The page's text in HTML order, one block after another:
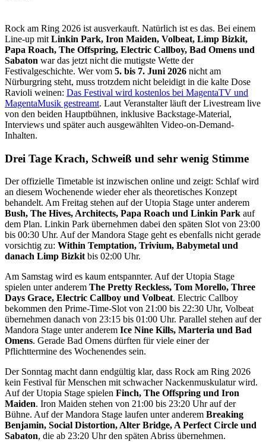
Rock am Ring 2026 ist ausverkauft. Natürlich ist es das. Bei einem
Line-up mit Linkin Park, Iron Maiden, Volbeat, Limp Bizkit,
Papa Roach, The Offspring, Electric Callboy, Bad Omens und
Sabaton war das jetzt nicht die mutigste Wette der
Festivalgeschichte. Wer vom 5. bis 7. Juni 2026 nicht am
Nürburgring steht, muss trotzdem nicht beleidigt in die kalte Dose
Ravioli weinen: Das Festival wird kostenlos bei MagentaTV und
MagentaMusik gestreamt. Laut Veranstalter läuft der Livestream live
von den beiden Hauptbühnen, inklusive Backstage-Material,
Interviews und später auch ausgewählten Video-on-Demand-
Inhalten.
Drei Tage Krach, Schweiß und sehr wenig Stimme
Der offizielle Timetable ist inzwischen online und zeigt: Schlaf wird
an diesem Wochenende wieder eher als theoretisches Konzept
behandelt. Am Freitag stehen auf der Utopia Stage unter anderem
Bush, The Hives, Architects, Papa Roach und Linkin Park auf
dem Plan. Linkin Park übernehmen dabei den späten Slot von 23:00
bis 00:30 Uhr. Auf der Mandora Stage geht es ebenfalls nicht gerade
vorsichtig zu: Within Temptation, Trivium, Babymetal und
danach Limp Bizkitbis 02:00 Uhr.
Am Samstag wird es kaum entspannter. Auf der Utopia Stage
spielen unter anderem The Pretty Reckless, Tom Morello, Three
Days Grace, Electric Callboy und Volbeat. Electric Callboy
bekommen den Prime-Time-Slot von 21:00 bis 22:30 Uhr, Volbeat
übernehmen danach von 23:15 bis 01:00 Uhr. Parallel stehen auf der
Mandora Stage unter anderem Ice Nine Kills, Marteria und Bad
Omens. Gerade Bad Omens dürften für viele einer der
Pflichttermine des Wochenendes sein.
Der Sonntag macht dann endgültig klar, dass Rock am Ring 2026
kein Festival für Menschen mit schwacher Nackenmuskulatur wird.
Auf der Utopia Stage spielen Finch, The Offspring und Iron
Maiden. Iron Maiden stehen von 21:00 bis 23:20 Uhr auf der
Bühne. Auf der Mandora Stage laufen unter anderem Breaking
Benjamin, Social Distortion, Alter Bridge, A Perfect Circle und
Sabaton, die ab 23:20 Uhr den späten Abriss übernehmen.